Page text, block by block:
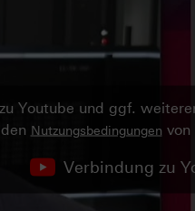
Youtube und ggf.
Nutzungsbedingungen von
Verbindung zu